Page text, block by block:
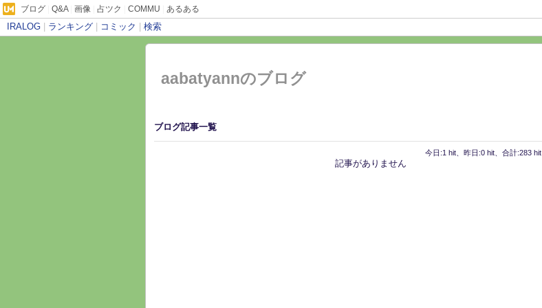
ブログ Q&A| 画像 占ツク COMMU あるある
IRALOG ランキング コミック 検索
aabatyannのブログ
ブログ記事一覧
今日:1 hit、昨日:0 hit、合計:283 hit
記事がありません